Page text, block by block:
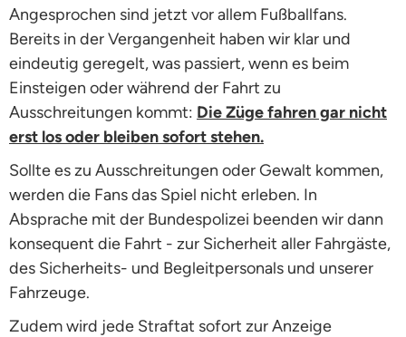
Angesprochen sind jetzt vor allem Fußballfans.
Bereits in der Vergangenheit haben wir klar und
eindeutig geregelt, was passiert, wenn es beim
Einsteigen oder während der Fahrt zu
Ausschreitungen kommt: Die Züge fahren gar nicht
erst los oder bleiben sofort stehen.
Sollte es zu Ausschreitungen oder Gewalt kommen,
werden die Fans das Spiel nicht erleben. In
Absprache mit der Bundespolizei beenden wir dann
konsequent die Fahrt - zur Sicherheit aller Fahrgäste,
des Sicherheits- und Begleitpersonals und unserer
Fahrzeuge.
Zudem wird jede Straftat sofort zur Anzeige